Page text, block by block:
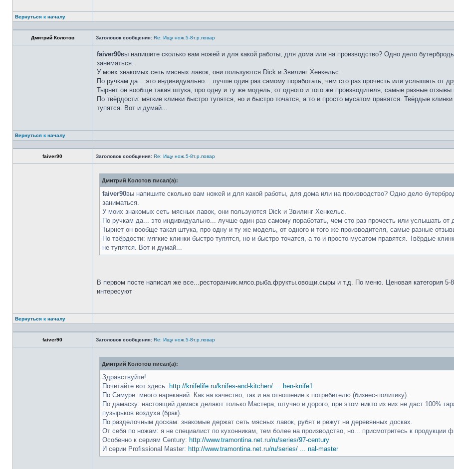
Вернуться к началу
Дмитрий Колотов Заголовок сообщения: Re: Ищу нож.5-8т.р.повар
faiver90вы напишите сколько вам ножей и для какой работы, для дома или на производство? Одно дело
заниматься.
У моих знакомых сеть мясных лавок, они пользуются Dick и Звилинг Хенкельс.
По ручкам да... это индивидуально... лучше один раз самому поработать, чем сто раз прочесть или услышать от
Тырнет он вообще такая штука, про одну и ту же модель, от одного и того же производителя, самые разные отзывы
По твёрдости: мягкие клинки быстро тупятся, но и быстро точатся, а то и просто мусатом правятся. Твёрдые
тупятся. Вот и думай...
Вернуться к началу
faiver90 Заголовок сообщения: Re: Ищу нож.5-8т.р.повар
Дмитрий Колотов писал(а):
faiver90вы напишите сколько вам ножей и для какой работы, для дома или на производство? Одно дело
заниматься.
У моих знакомых сеть мясных лавок, они пользуются Dick и Звилинг Хенкельс.
По ручкам да... это индивидуально... лучше один раз самому поработать, чем сто раз прочесть или услышать от
Тырнет он вообще такая штука, про одну и ту же модель, от одного и того же производителя, самые разные
По твёрдости: мягкие клинки быстро тупятся, но и быстро точатся, а то и просто мусатом правятся. Твёрдые
не тупятся. Вот и думай...
В первом посте написал же все...ресторанчик.мясо.рыба.фрукты.овощи.сыры и т.д. По меню. Ценовая категория
интересуют
Вернуться к началу
faiver90 Заголовок сообщения: Re: Ищу нож.5-8т.р.повар
Дмитрий Колотов писал(а):
Здравствуйте!
Почитайте вот здесь: http://knifelife.ru/knifes-and-kitchen/ ... hen-knife1
По Самуре: много нареканий. Как на качество, так и на отношение к потребителю (бизнес-политику).
По дамаску: настоящий дамаск делают только Мастера, штучно и дорого, при этом никто из них не даст 100%
пузырьков воздуха (брак).
По разделочным доскам: знакомые держат сеть мясных лавок, рубят и режут на деревянных досках.
От себя по ножам: я не специалист по кухонникам, тем более на производство, но... присмотритесь к продукции
Особенно к сериям Century: http://www.tramontina.net.ru/ru/series/97-century
И серии Profissional Master: http://www.tramontina.net.ru/ru/series/ ... nal-master